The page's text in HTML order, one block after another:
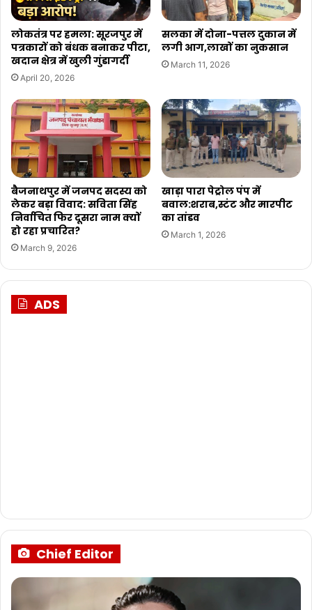
लोकतंत्र पर हमला: सूरजपुर में
पत्रकारों को बंधक बनाकर पीटा,
खदान क्षेत्र में खुली गुंडागर्दी
April 20, 2026
सलका में दोना-पत्तल दुकान में
लगी आग,लाखों का नुकसान
March 11, 2026
बैजनाथपुर में जनपद सदस्य को
लेकर बड़ा विवाद: सविता सिंह
निर्वाचित फिर दूसरा नाम क्यों
हो रहा प्रचारित?
March 9, 2026
खाड़ा पारा पेट्रोल पंप में
बवाल:शराब,स्टंट और मारपीट
का तांडव
March 1, 2026
ADS
Chief Editor